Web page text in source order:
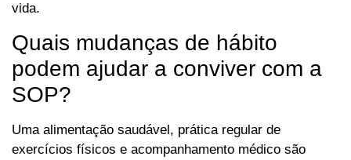
vida.
Quais mudanças de hábito
podem ajudar a conviver com a
SOP?
Uma alimentação saudável, prática regular de
exercícios físicos e acompanhamento médico são